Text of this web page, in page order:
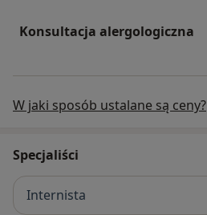
Konsultacja alergologiczna
W jaki sposób ustalane są ceny?
Specjaliści
Internista